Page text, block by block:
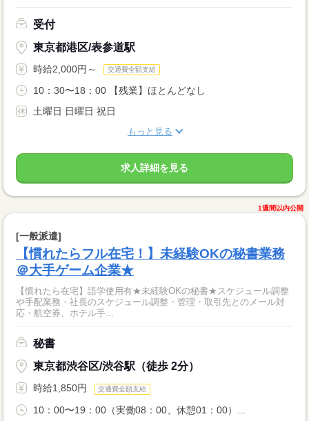
受付
東京都港区/表参道駅
時給2,000円～ 交通費全額支給
10：30〜18：00 【残業】ほとんどなし
土曜日 日曜日 祝日
もっと見る
求人詳細を見る
1週間以内公開
[一般派遣]
【慣れたらフル在宅！】未経験OKの秘書業務
＠大手ゲーム企業★
【慣れたら在宅】語学使用有★未経験OKの秘書★スケジュール調整
や手配業務・社長のスケジュール調整・管理・取引先とのメール対
応・航空券、ホテル手...
秘書
東京都渋谷区/渋谷駅（徒歩 2分）
時給1,850円 交通費全額支給
10：00〜19：00（実働08：00、休憩01：00）...